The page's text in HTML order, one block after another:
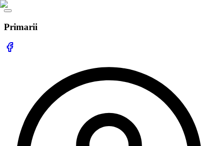
Primarii